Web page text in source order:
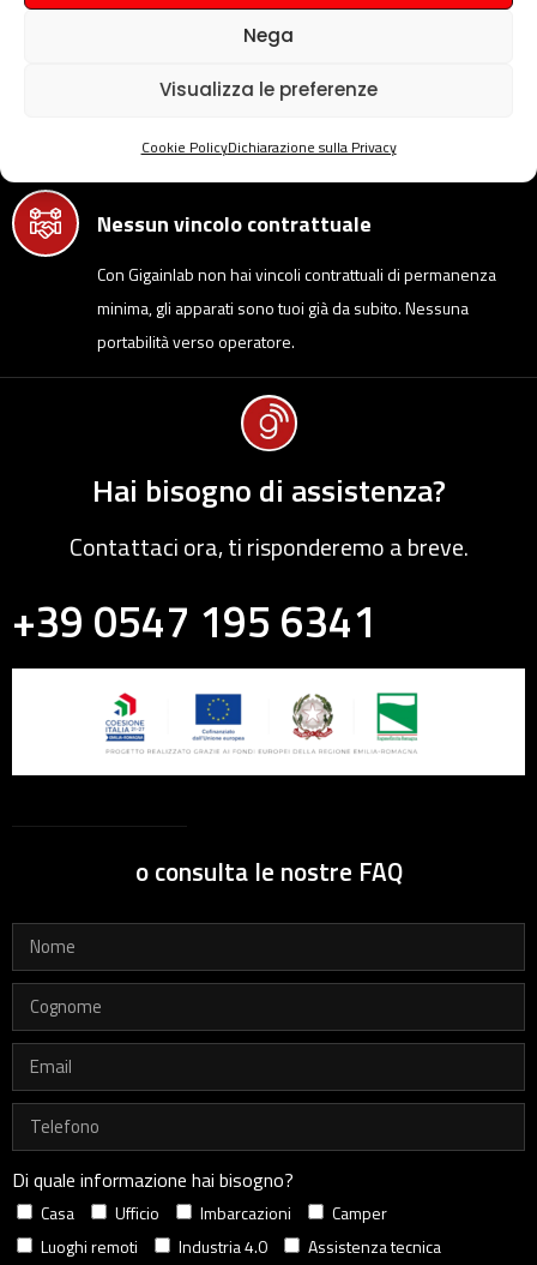
Nega
Visualizza le preferenze
Cookie PolicyDichiarazione sulla Privacy
Consegne con corriere express in tutta
consegna veloce e sicura
Nessun vincolo contrattuale
Con Gigainlab non hai vincoli contrattuali di permanenza
minima, gli apparati sono tuoi già da subito. Nessuna
portabilità verso operatore.
Hai bisogno di assistenza?
Contattaci ora, ti risponderemo a breve.
+39 0547 195 6341
o consulta le nostre FAQ
Di quale informazione hai bisogno?
Casa Ufficio Imbarcazioni
Camper
Luoghi remoti
Industria 4.0
Assistenza tecnica